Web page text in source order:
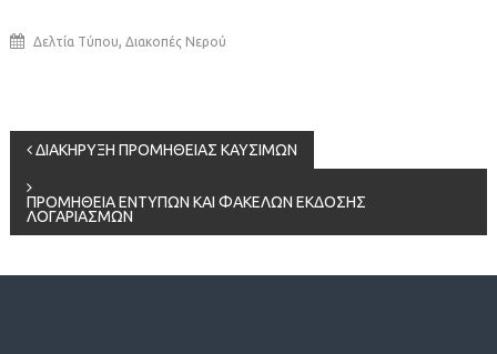
Δελτία Τύπου, Διακοπές Νερού
Πλοήγηση
άρθρων
ΔΙΑΚΗΡΥΞΗ ΠΡΟΜΗΘΕΙΑΣ ΚΑΥΣΙΜΩΝ
ΠΡΟΜΗΘΕΙΑ ΕΝΤΥΠΩΝ ΚΑΙ ΦΑΚΕΛΩΝ ΕΚΔΟΣΗΣ
ΛΟΓΑΡΙΑΣΜΩΝ